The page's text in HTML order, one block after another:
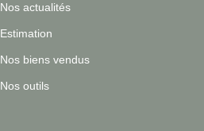
Nos actualités
Estimation
Nos biens vendus
Nos outils